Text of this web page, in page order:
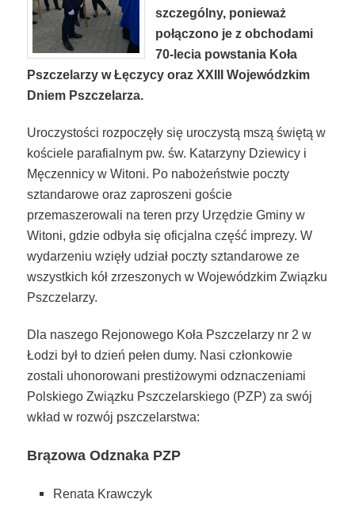
szczególny, ponieważ
połączono je z obchodami
70-lecia powstania Koła
Pszczelarzy w Łęczycy oraz XXIII Wojewódzkim
Dniem Pszczelarza.
Uroczystości rozpoczęły się uroczystą mszą świętą w
kościele parafialnym pw. św. Katarzyny Dziewicy i
Męczennicy w Witoni. Po nabożeństwie poczty
sztandarowe oraz zaproszeni goście
przemaszerowali na teren przy Urzędzie Gminy w
Witoni, gdzie odbyła się oficjalna część imprezy. W
wydarzeniu wzięły udział poczty sztandarowe ze
wszystkich kół zrzeszonych w Wojewódzkim Związku
Pszczelarzy.
Dla naszego Rejonowego Koła Pszczelarzy nr 2 w
Łodzi był to dzień pełen dumy. Nasi członkowie
zostali uhonorowani prestiżowymi odznaczeniami
Polskiego Związku Pszczelarskiego (PZP) za swój
wkład w rozwój pszczelarstwa:
Brązowa Odznaka PZP
Renata Krawczyk